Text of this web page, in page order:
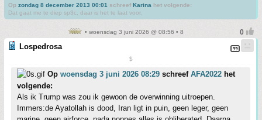
Op zondag 8 december 2013 00:01 schreef Karina het volgende:
Dat gaat me te diep sp3c, daar is het te laat voor.
• woensdag 3 juni 2026 @ 08:56 • 8
Lospedrosa
$
Op woensdag 3 juni 2026 08:29 schreef AFA2022 het
volgende:
Als ik Trump was zou ik gewoon de overwinning uitroepen.
Immers:de Ayatollah is dood, Iran ligt in puin, geen leger, geen